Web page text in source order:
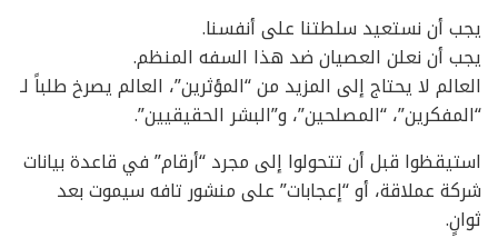
يجب أن نستعيد سلطتنا على أنفسنا.
يجب أن نعلن العصيان ضد هذا السفه المنظم.
العالم لا يحتاج إلى المزيد من “المؤثرين”، العالم يصرخ طلباً لـ
“المفكرين”، “المصلحين”، و”البشر الحقيقيين”.
استيقظوا قبل أن تتحولوا إلى مجرد “أرقام” في قاعدة بيانات
شركة عملاقة، أو “إعجابات” على منشور تافه سيموت بعد
ثوانٍ.